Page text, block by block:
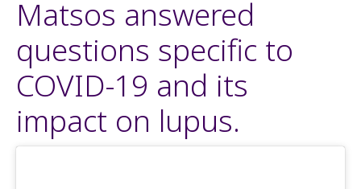
Matsos answered
questions specific to
COVID-19 and its
impact on lupus.